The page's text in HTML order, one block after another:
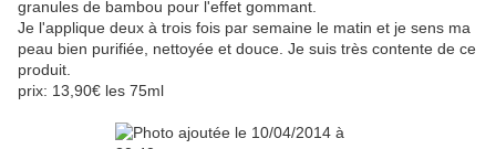
granules de bambou pour l'effet gommant.
Je l'applique deux à trois fois par semaine le matin et je sens ma
peau bien purifiée, nettoyée et douce. Je suis très contente de ce
produit.
prix: 13,90€ les 75ml